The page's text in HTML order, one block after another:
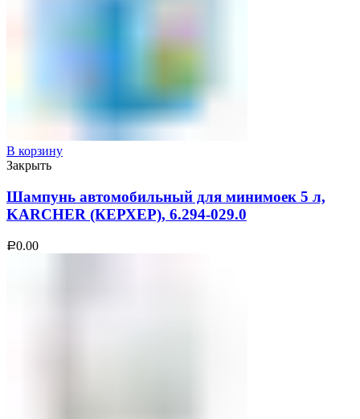
В корзину
Закрыть
Шампунь автомобильный для минимоек 5 л,
KARCHER (КЕРХЕР), 6.294-029.0
Р0.00